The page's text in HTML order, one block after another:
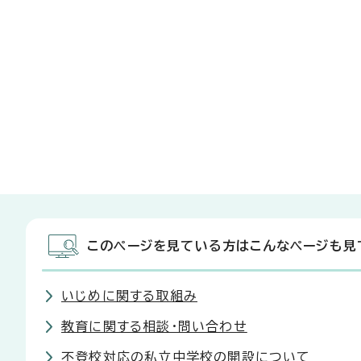
このページを見ている方はこんなページも見
いじめに関する取組み
教育に関する相談・問い合わせ
不登校対応の私立中学校の開設について